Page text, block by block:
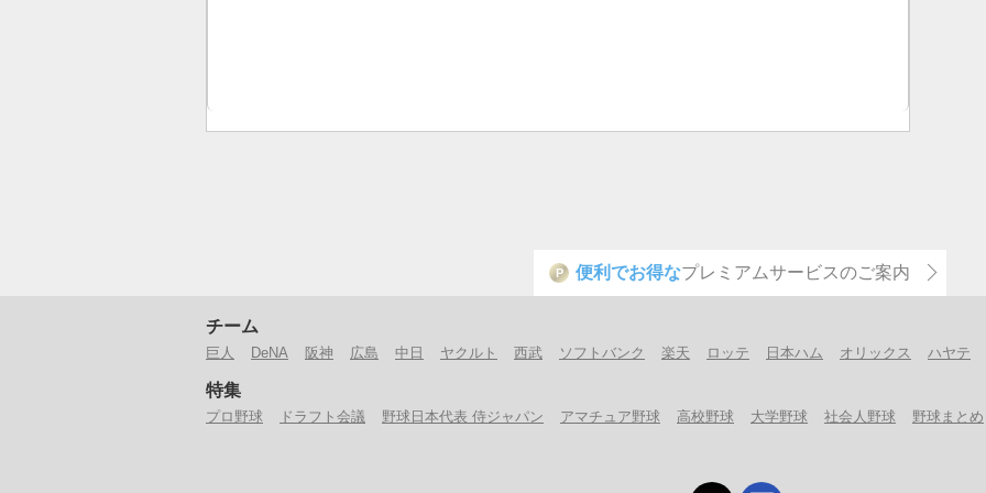
P 便利でお得なプレミアムサービスのご案内
チーム
巨人 DeNA 阪神 広島 中日 ヤクルト 西武 ソフトバンク 楽天 ロッテ 日本ハム オリックス ハヤテ
特集
プロ野球 ドラフト会議 野球日本代表 侍ジャパン アマチュア野球 高校野球 大学野球 社会人野球 野球まとめ